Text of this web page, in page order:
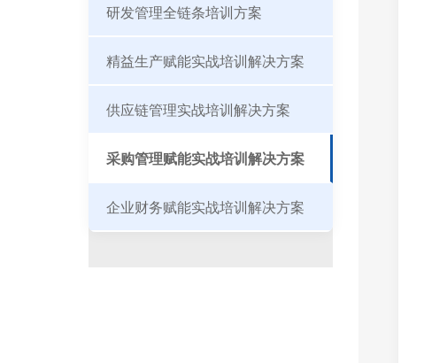
研发管理全链条培训方案
精益生产赋能实战培训解决方案
供应链管理实战培训解决方案
采购管理赋能实战培训解决方案
企业财务赋能实战培训解决方案